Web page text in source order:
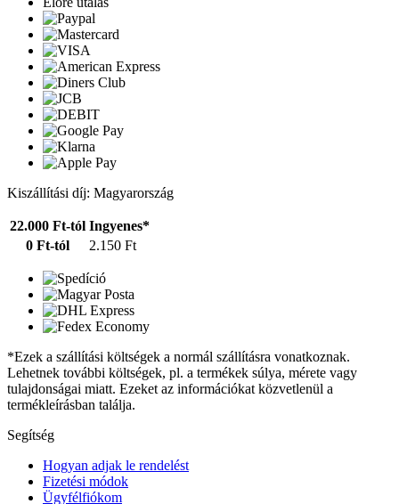
Kiszállítási díj: Magyarország
22.000 Ft-tól Ingyenes*
0 Ft-tól
2.150 Ft
*Ezek a szállítási költségek a normál szállításra vonatkoznak.
Lehetnek további költségek, pl. a termékek súlya, mérete vagy
tulajdonságai miatt. Ezeket az információkat közvetlenül a
termékleírásban találja.
Segítség
Hogyan adjak le rendelést
Fizetési módok
Ügyfélfiókom